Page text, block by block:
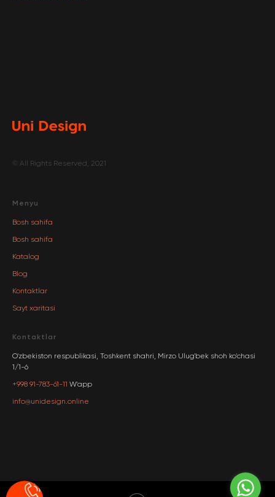
© All Rights Reserved, 2021
Menyu
Bosh sahifa
Bosh sahifa
Katalog
Blog
Kontaktlar
Sayt xaritasi
Kontaktlar
O'zbekiston respublikasi, Toshkent shahri, Mirzo Ulug'bek shoh ko'chasi
1/1-6
+998 91-783-61-11 W'app
info@unidesign.online